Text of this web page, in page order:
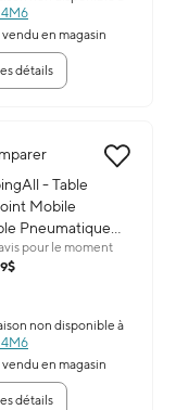
4M6
en magasin
détails
à pochettes Pacon
produit: ShoppingAll -
- Table
Mobile
Pneumatique
Cachées
Inclinable 31,5"
pour le moment
non disponible à
4M6
en magasin
détails